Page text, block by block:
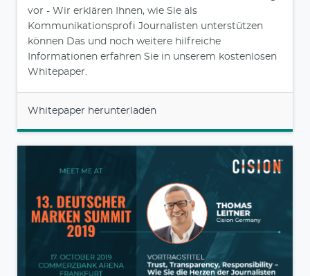
vor - Wir erklären Ihnen, wie Sie als
Kommunikationsprofi Journalisten unterstützen
können Das und noch weitere hilfreiche
Informationen erfahren Sie in unserem kostenlosen
Whitepaper.
Whitepaper herunterladen